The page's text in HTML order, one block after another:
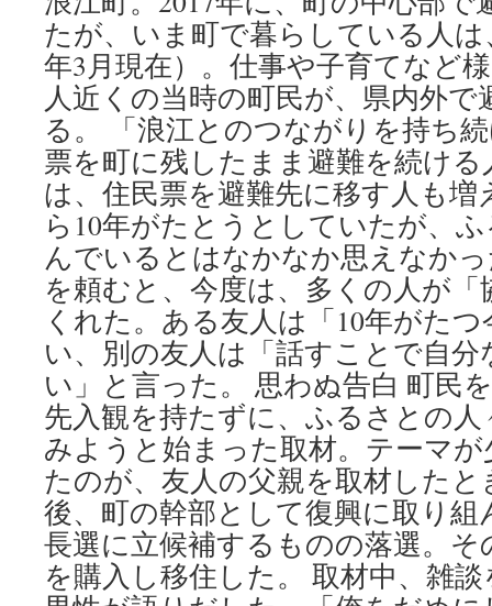
たが、いま町で暮らしている人は
年3月現在）。仕事や子育てなど
人近くの当時の町民が、県内外
る。 「浪江とのつながりを持ち
票を町に残したまま避難を続け
は、住民票を避難先に移す人も増
ら10年がたとうとしていたが、
んでいるとはなかなか思えなか
を頼むと、今度は、多くの人が
くれた。ある友人は「10年がた
い、別の友人は「話すことで自
い」と言った。 思わぬ告白 町民
先入観を持たずに、ふるさとの
みようと始まった取材。テーマ
たのが、友人の父親を取材した
後、町の幹部として復興に取り
長選に立候補するものの落選。そ
を購入し移住した。 取材中、雑